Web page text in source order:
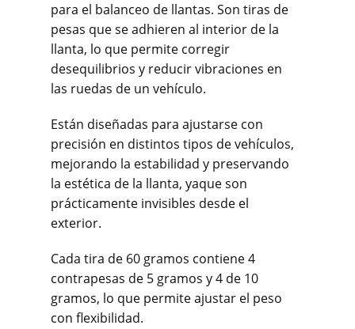
para el balanceo de llantas. Son tiras de
pesas que se adhieren al interior de la
llanta, lo que permite corregir
desequilibrios y reducir vibraciones en
las ruedas de un vehículo.
Están diseñadas para ajustarse con
precisión en distintos tipos de vehículos,
mejorando la estabilidad y preservando
la estética de la llanta, yaque son
prácticamente invisibles desde el
exterior.
Cada tira de 60 gramos contiene 4
contrapesas de 5 gramos y 4 de 10
gramos, lo que permite ajustar el peso
con flexibilidad.